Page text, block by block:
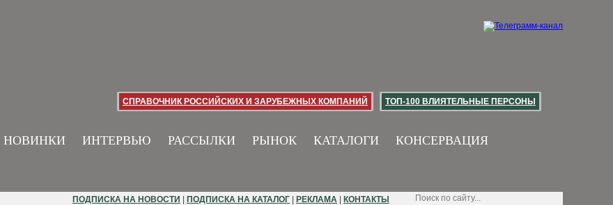
СПРАВОЧНИК РОССИЙСКИХ И ЗАРУБЕЖНЫХ КОМПАНИЙ ТОП-100 ВЛИЯТЕЛЬНЫЕ ПЕРСОНЫ
НОВИНКИ ИНТЕРВЬЮ РАССЫЛКИ РЫНОК КАТАЛОГИ КОНСЕРВАЦИЯ
ПОДПИСКА НА НОВОСТИ ПОДПИСКА НА КАТАЛОГ РЕКЛАМА КОНТАКТЫ